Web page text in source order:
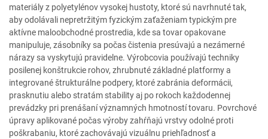
materiály z polyetylénov vysokej hustoty, ktoré sú navrhnuté tak,
aby odolávali nepretržitým fyzickým zaťaženiam typickým pre
aktívne maloobchodné prostredia, kde sa tovar opakovane
manipuluje, zásobníky sa počas čistenia presúvajú a nezámerné
nárazy sa vyskytujú pravidelne. Výrobcovia používajú techniky
posilenej konštrukcie rohov, zhrubnuté základné platformy a
integrované štrukturálne podpery, ktoré zabránia deformácii,
prasknutiu alebo stratám stability aj po rokoch každodennej
prevádzky pri prenášaní významných hmotností tovaru. Povrchové
úpravy aplikované počas výroby zahŕňajú vrstvy odolné proti
poškrabaniu, ktoré zachovávajú vizuálnu priehľadnosť a